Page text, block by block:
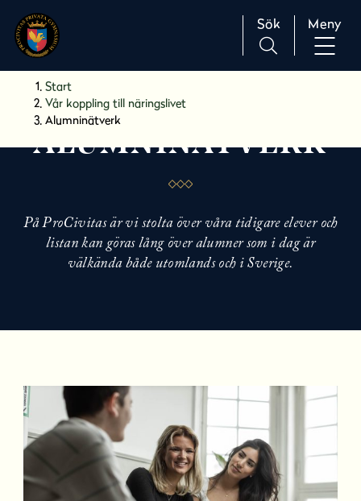
h
Huvudnavigation
Sök Meny
Start
Vår koppling till näringslivet
Alumninätverk
ALUMNINÄTVERK
På ProCivitas är vi stolta över våra tidigare elever och
listan kan göras lång över alumner som i dag är
välkända både utomlands och i Sverige.